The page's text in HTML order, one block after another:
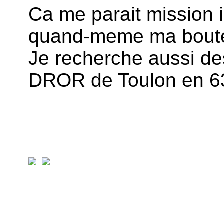
Ca me parait mission
quand-meme ma
Je recherche aussi
DROR de Toulon en